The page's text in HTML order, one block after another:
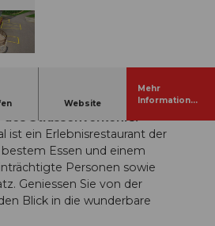
Website
Mehr
Informatione
in einer ländlichen
Strassenverkehrs.
ist ein Erlebnisrestaurant der
Essen und einem
Personen sowie
Geniessen Sie von der
Blick in die wunderbare